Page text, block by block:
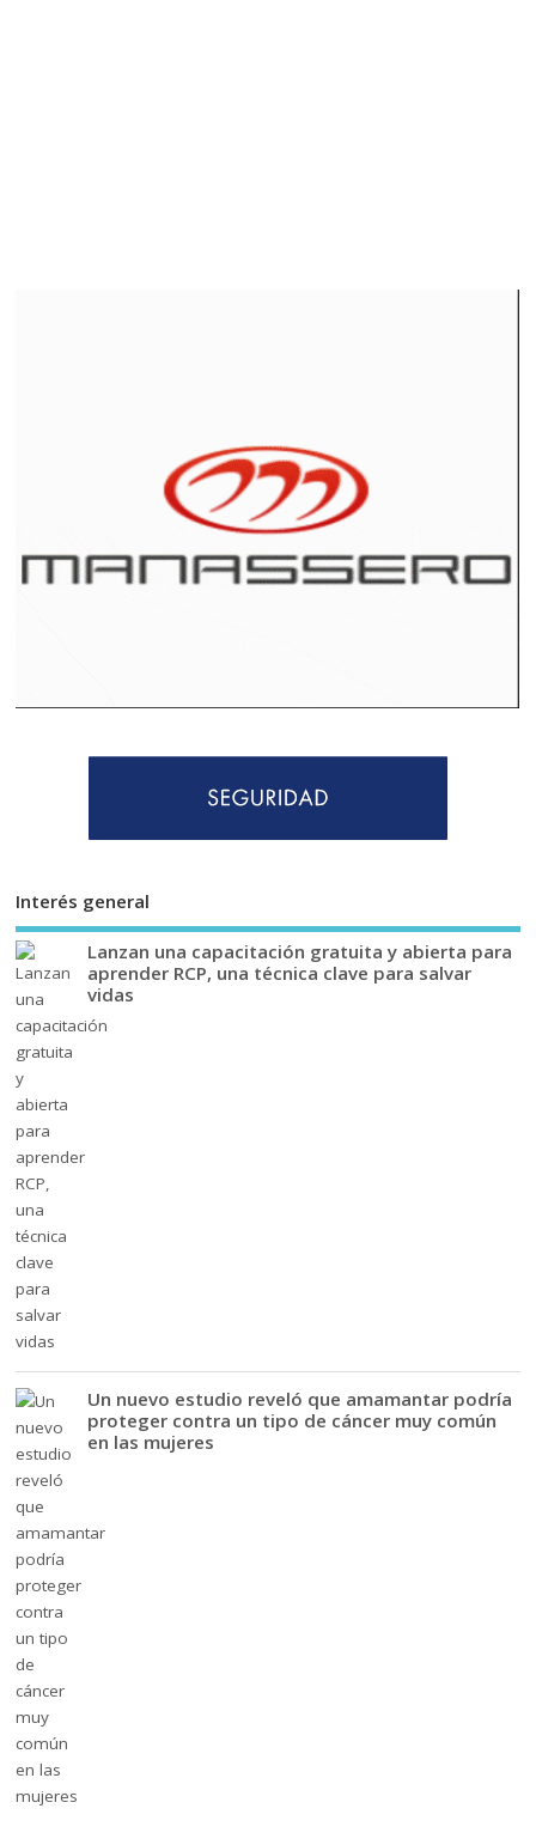
Interés general
Lanzan una capacitación gratuita y abierta para
aprender RCP, una técnica clave para salvar
vidas
Un nuevo estudio reveló que amamantar podría
proteger contra un tipo de cáncer muy común
en las mujeres